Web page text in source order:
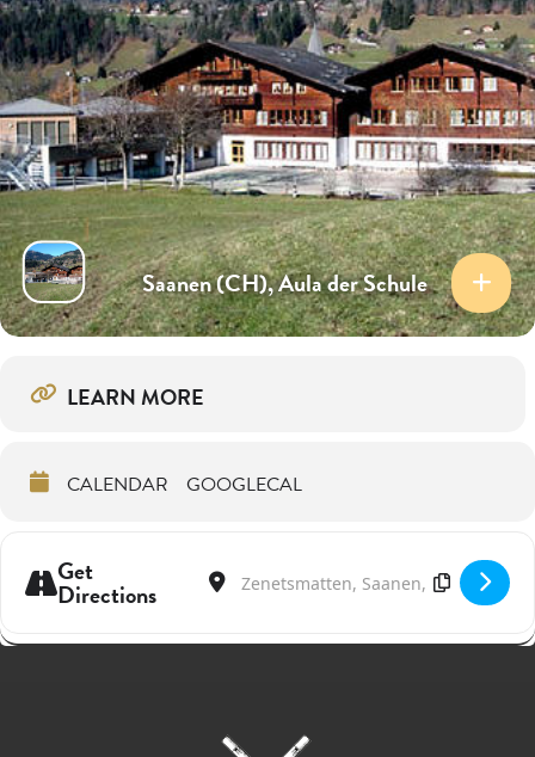
Saanen (CH), Aula der Schule
LEARN MORE
CALENDAR GOOGLECAL
Get
Directions
Address - Tino Flautino auf der Suche
Destination Address - Tino Flautino